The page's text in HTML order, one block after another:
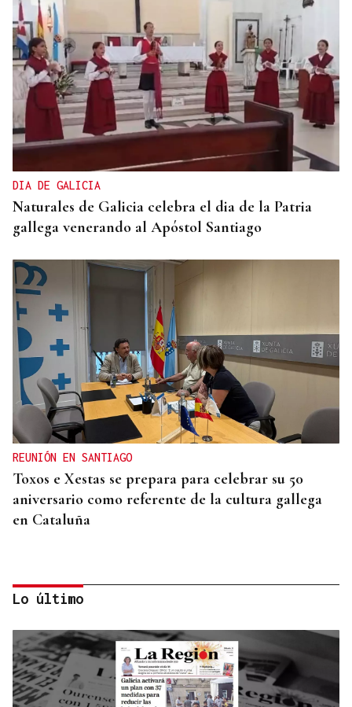
DIA DE GALICIA
Naturales de Galicia celebra el dia de la Patria
gallega venerando al Apóstol Santiago
REUNIÓN EN SANTIAGO
Toxos e Xestas se prepara para celebrar su 50
aniversario como referente de la cultura gallega
en Cataluña
Lo último